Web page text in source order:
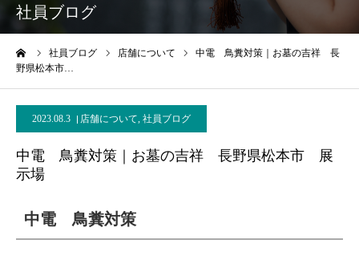
社員ブログ
社員ブログ 店舗について
中電 鳥糞対策｜お墓の吉祥 長
野県松本市…
2023.08.3 店舗について, 社員ブログ
中電 鳥糞対策｜お墓の吉祥 長野県松本市 展
示場
中電 鳥糞対策